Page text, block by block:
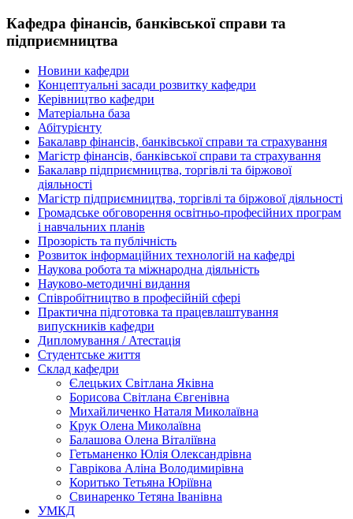
Кафедра фінансів, банківської справи та
підприємництва
Новини кафедри
Концептуальні засади розвитку кафедри
Керівництво кафедри
Матеріальна база
Абітурієнту
Бакалавр фінансів, банківської справи та страхування
Магістр фінансів, банківської справи та страхування
Бакалавр підприємництва, торгівлі та біржової
діяльності
Магістр підприємництва, торгівлі та біржової діяльності
Громадське обговорення освітньо-професійних програм
і навчальних планів
Прозорість та публічність
Розвиток інформаційних технологій на кафедрі
Наукова робота та міжнародна діяльність
Науково-методичні видання
Співробітництво в професійній сфері
Практична підготовка та працевлаштування
випускників кафедри
Дипломування / Атестація
Студентське життя
Склад кафедри
Єлецьких Світлана Яківна
Борисова Світлана Євгенівна
Михайличенко Наталя Миколаївна
Крук Олена Миколаївна
Балашова Олена Віталіївна
Гетьманенко Юлія Олександрівна
Гаврікова Аліна Володимирівна
Коритько Тетьяна Юріївна
Свинаренко Тетяна Іванівна
УМКД